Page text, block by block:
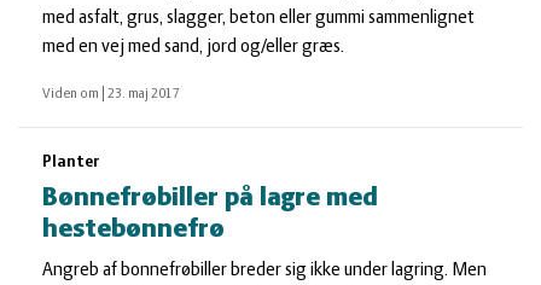
med asfalt, grus, slagger, beton eller gummi sammenlignet
med en vej med sand, jord og/eller græs.
Viden om 23. maj 2017
Planter
Bønnefrøbiller på lagre med
hestebønnefrø
Angreb af bonnefrøbiller breder sig ikke under lagring. Men